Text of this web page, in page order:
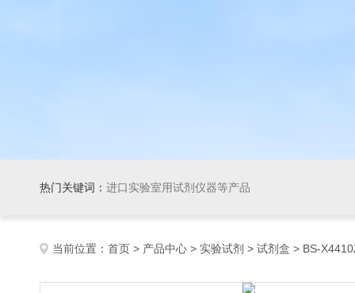
热门关键词： 进口实验室用试剂仪器等产品
当前位置： 首页 > 产品中心 > 实验试剂 > 试剂盒 > BS-